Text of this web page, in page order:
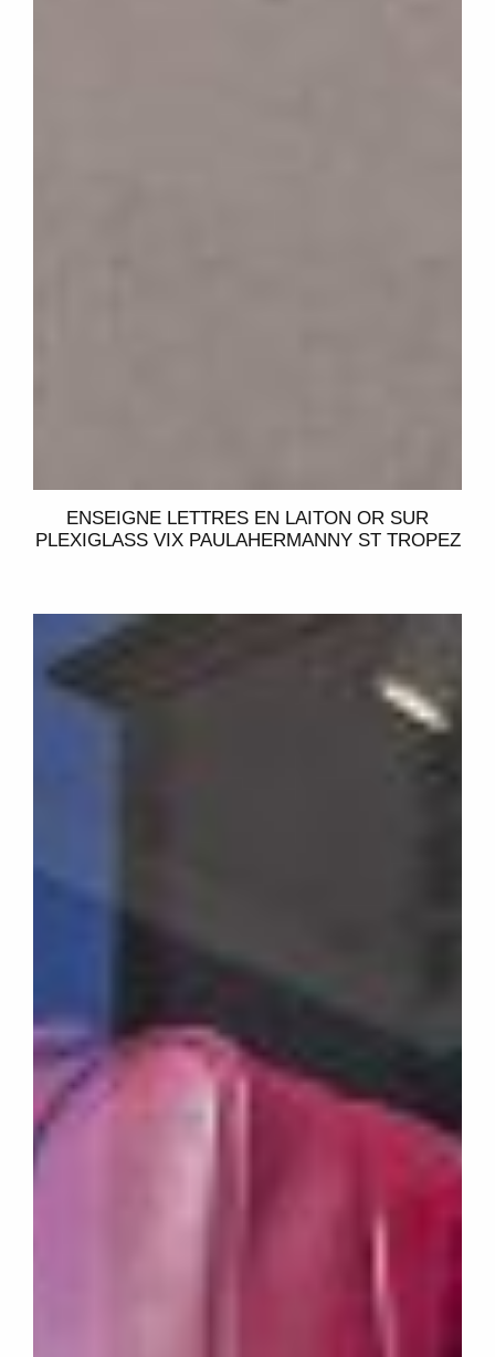
ENSEIGNE LETTRES EN LAITON OR SUR
PLEXIGLASS VIX PAULAHERMANNY ST TROPEZ